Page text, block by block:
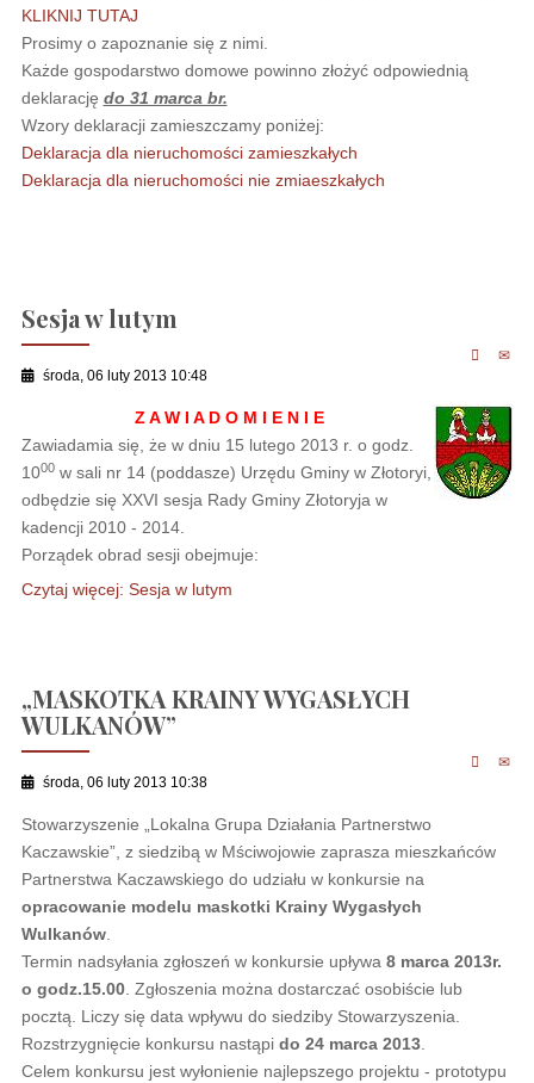
KLIKNIJ TUTAJ
Prosimy o zapoznanie się z nimi.
Każde gospodarstwo domowe powinno złożyć odpowiednią
deklarację do 31 marca br.
Wzory deklaracji zamieszczamy poniżej:
Deklaracja dla nieruchomości zamieszkałych
Deklaracja dla nieruchomości nie zmiaeszkałych
Sesja w lutym
środa, 06 luty 2013 10:48
Z A W I A D O M I E N I E
Zawiadamia się, że w dniu 15 lutego 2013 r. o godz.
1000w sali nr 14 (poddasze) Urzędu Gminy w Złotoryi,
odbędzie się XXVI sesja Rady Gminy Złotoryja w
kadencji 2010 - 2014.
Porządek obrad sesji obejmuje:
Czytaj więcej: Sesja w lutym
„MASKOTKA KRAINY WYGASŁYCH
WULKANÓW”
środa, 06 luty 2013 10:38
Stowarzyszenie „Lokalna Grupa Działania Partnerstwo
Kaczawskie”, z siedzibą w Mściwojowie zaprasza mieszkańców
Partnerstwa Kaczawskiego do udziału w konkursie na
opracowanie modelu maskotki Krainy Wygasłych
Wulkanów.
Termin nadsyłania zgłoszeń w konkursie upływa 8 marca 2013r.
o godz.15.00. Zgłoszenia można dostarczać osobiście lub
pocztą. Liczy się data wpływu do siedziby Stowarzyszenia.
Rozstrzygnięcie konkursu nastąpi do 24 marca 2013.
Celem konkursu jest wyłonienie najlepszego projektu - prototypu